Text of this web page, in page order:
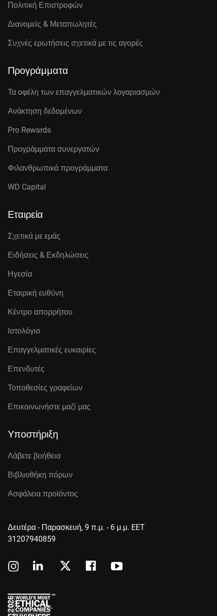
Πολιτική Επιστροφών
Διανομείς & Μεταπωλητές
Συχνές ερωτήσεις σχετικά με τις αγορές
Προγράμματα
Τα οφέλη των επαγγελματικών λογαριασμών
Ανάκτηση δεδομένων
Pro Rewards
Προγράμματα συνεργατών
Φιλανθρωπικά προγράμματα
WD Capital
Εταιρεία
Σχετικά με εμάς
Ειδήσεις & Εκδηλώσεις
Ηγεσία
Εταιρική ευθύνη
Κέντρο απορρήτου
Ιστολόγιο
Επαγγελματικές ευκαιρίες
Επενδυτές
Τοποθεσίες γραφείων
Επικοινωνήστε μαζί μας
Υποστήριξη
Λάβετε βοήθεια
Βιβλιοθήκη πόρων
Ασφάλεια προϊόντος
Δευτέρα - Παρασκευή, 9 π.μ. - 6 μ.μ. EET
31207940859